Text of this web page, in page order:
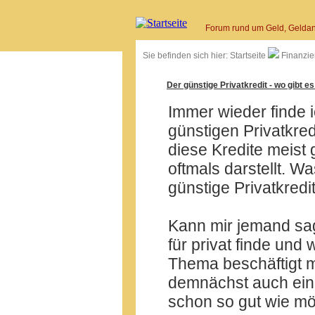
Forum rund um Geld,
Sie befinden sich hier: Startseite
Der günstige Privatkredit - wo gibt
Immer wieder finde
günstigen
diese Kredite meist
oftmals darstellt.
günstige
Kann mir jemand
für privat finde und
Thema beschäftigt
demnächst auch
schon so gut wie